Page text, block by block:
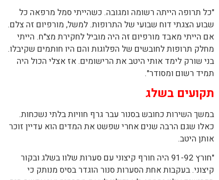
"כל תרופה הייתה רשומה ומגובה. כשהייתי סמל מרפאה כל
שבוע הצגתי דוח שבועי של התרופות. למשל, מורפיום זה צלם.
אם הייתי מאבד מורפיום זה היה מוביל לחקירת מצ"ח. הייתי
מחלק תרופות לחובשים של הפלוגות והם היו חותמים שקיבלו.
בני שורק לימד אותי היטב את הרישומים. אז אצלי הכול היה
תמיד רשום ומסודר".
תקועים בשלג
במשך השירות כחובש בסנור עבר גרף חוויות בלתי נשכחות.
כאלו שגם הרבה שנים אחרי שפשט את המדים הוא עדיין זוכר
אותן היטב.
"חורץ 91-92 היה חורף קיצוני עם סערות שלוו בשלג ובקור
קיצוני. בעקבות אחת הסערות סנור הוגדר בסיס מנותק כי